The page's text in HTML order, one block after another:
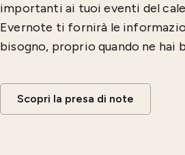
importanti ai tuoi eventi del
Evernote ti fornirà le
bisogno, proprio quando ne hai
Scopri la presa di note